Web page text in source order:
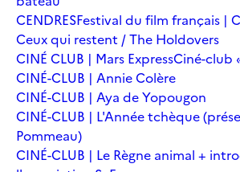
CENDRESFestival du film français |
Ceux qui restent / The Holdovers
CINÉ CLUB | Mars ExpressCiné-club
CINÉ-CLUB | Annie Colère
CINÉ-CLUB | Aya de Yopougon
CINÉ-CLUB | L'Année tchèque
Pommeau)
CINÉ-CLUB | Le Règne animal +